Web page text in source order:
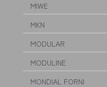
MIWE
MKN
MODULAR
MODULINE
MONDIAL FORNI